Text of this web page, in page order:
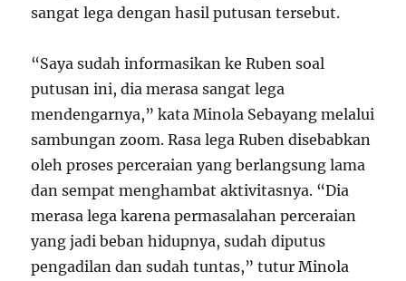
sangat lega dengan hasil putusan tersebut.
“Saya sudah informasikan ke Ruben soal
putusan ini, dia merasa sangat lega
mendengarnya,” kata Minola Sebayang melalui
sambungan zoom. Rasa lega Ruben disebabkan
oleh proses perceraian yang berlangsung lama
dan sempat menghambat aktivitasnya. “Dia
merasa lega karena permasalahan perceraian
yang jadi beban hidupnya, sudah diputus
pengadilan dan sudah tuntas,” tutur Minola